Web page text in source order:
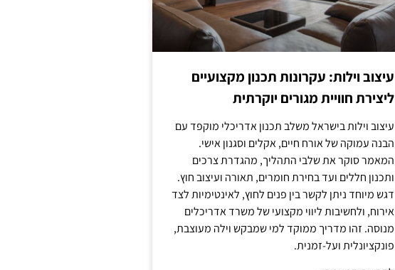
עיצוב וילות: עקרונות תכנון מקצועיים
ליצירת חוויית מגורים יוקרתית
עיצוב וילות בישראל משלב תכנון אדריכלי מוקפד עם
הבנה עמוקה של אורח חיים, אקלים וסגנון אישי.
המאמר סוקר את שלבי התהליך, מהגדרת צרכים
ותכנון חללים ועד בחירת חומרים, תאורה ועיצוב חוץ.
דגש מיוחד ניתן לקשר בין פנים לחוץ, לאינטימיות לצד
אירוח, ולחשיבות ליווי מקצועי של משרד אדריכלים
מנוסה. זהו מדריך ממוקד למי שמבקש וילה מעוצבת,
פונקציונלית ועל-זמנית.